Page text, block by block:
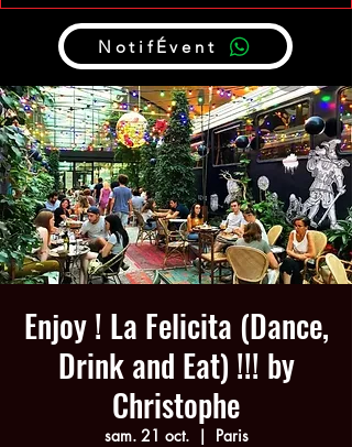
NotifÉvent
Enjoy ! La Felicita (Dance,
Drink and Eat) !!! by
Christophe
sam. 21 oct.
  |
Paris